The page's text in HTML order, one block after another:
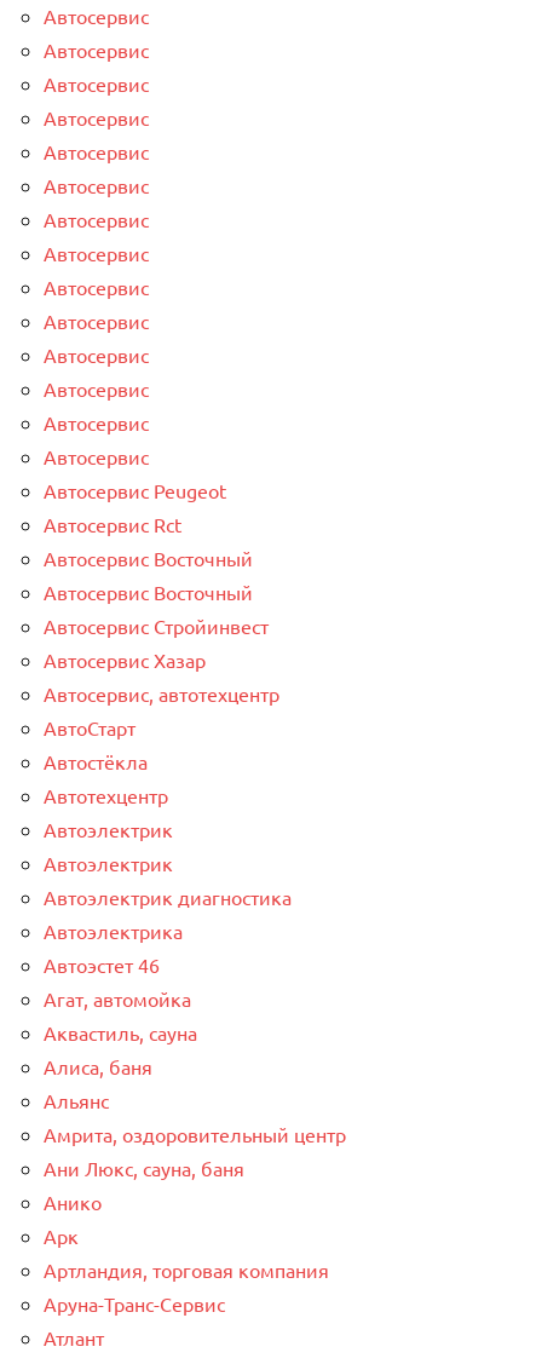
Автосервис
Автосервис
Автосервис
Автосервис
Автосервис
Автосервис
Автосервис
Автосервис
Автосервис
Автосервис
Автосервис
Автосервис
Автосервис
Автосервис
Автосервис Peugeot
Автосервис Rct
Автосервис Восточный
Автосервис Восточный
Автосервис Стройинвест
Автосервис Хазар
Автосервис, автотехцентр
АвтоСтарт
Автостёкла
Автотехцентр
Автоэлектрик
Автоэлектрик
Автоэлектрик диагностика
Автоэлектрика
Автоэстет 46
Агат, автомойка
Аквастиль, сауна
Алиса, баня
Альянс
Амрита, оздоровительный центр
Ани Люкс, сауна, баня
Анико
Арк
Артландия, торговая компания
Аруна-Транс-Сервис
Атлант